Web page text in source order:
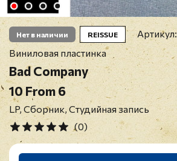
Нет в наличии REISSUE Артикул:
Виниловая пластинка
Bad Company
10 From 6
LP, Сборник, Студийная запись
(0)